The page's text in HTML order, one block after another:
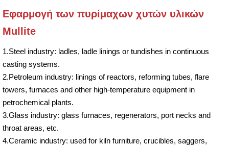
Εφαρμογή των πυρίμαχων χυτών υλικών
Mullite
1.Steel industry: ladles, ladle linings or tundishes in continuous
casting systems.
2.Petroleum industry: linings of reactors, reforming tubes, flare
towers, furnaces and other high-temperature equipment in
petrochemical plants.
3.Glass industry: glass furnaces, regenerators, port necks and
throat areas, etc.
4.Ceramic industry: used for kiln furniture, crucibles, saggers,